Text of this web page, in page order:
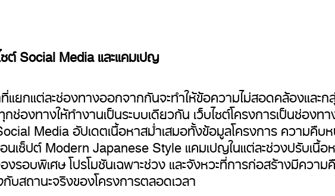
ต์ Social Media และแคมเปญ
ยกแต่ละช่องทางออกจากกันจะทำให้ข้อความไม่สอดคล้องและก
องทางให้ทำงานเป็นระบบเดียวกัน เว็บไซต์โครงการเป็นช่องท
Media อัปเดตเนื้อหาสม่ำเสมอทั้งข้อมูลโครงการ ความคืบ
เซ็ปต์ Modern Japanese Style แคมเปญในแต่ละช่วงปรับเนื้อ
รอบพิเศษ โปรโมชันเฉพาะช่วง และจังหวะที่การก่อสร้างมีควา
บสถานะจริงของโครงการตลอดเวลา